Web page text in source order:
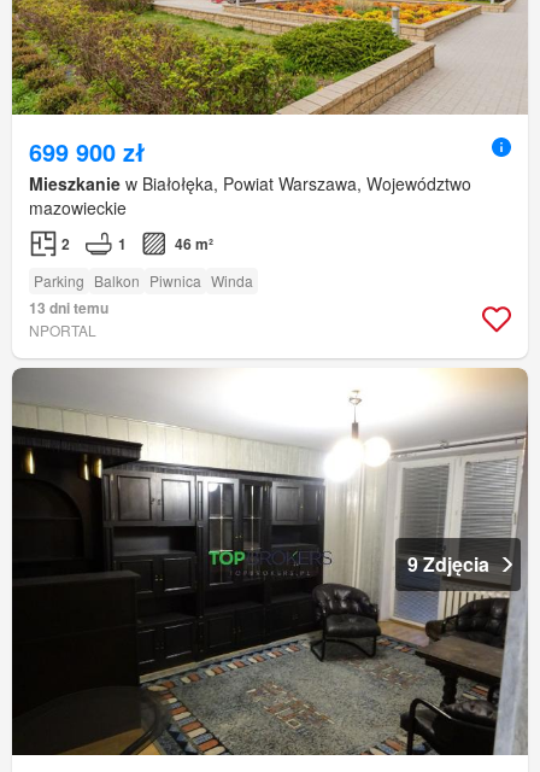
699 900 zł
Mieszkanie w Białołęka, Powiat Warszawa, Województwo
mazowieckie
2 1 46 m²
Parking Balkon Piwnica Winda
13 dni temu
NPORTAL
9 Zdjęcia